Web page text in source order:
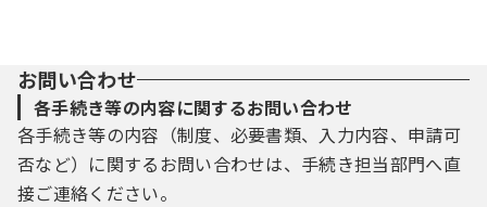
お問い合わせ
各手続き等の内容に関するお問い合わせ
各手続き等の内容（制度、必要書類、入力内容、申請可
否など）に関するお問い合わせは、手続き担当部門へ直
接ご連絡ください。